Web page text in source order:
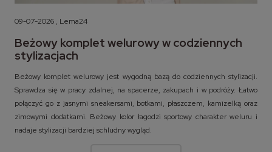
09-07-2026 , Lema24
Beżowy komplet welurowy w codziennych
stylizacjach
Beżowy komplet welurowy jest wygodną bazą do codziennych stylizacji.
Sprawdza się w pracy zdalnej, na spacerze, zakupach i w podróży. Łatwo
połączyć go z jasnymi sneakersami, botkami, płaszczem, kamizelką oraz
zimowymi dodatkami. Beżowy kolor łagodzi sportowy charakter weluru i
nadaje stylizacji bardziej schludny wygląd.